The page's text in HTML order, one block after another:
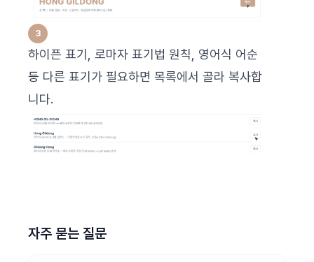
하이픈 표기, 로마자 표기법 원칙, 영어식 어순
등 다른 표기가 필요하면 목록에서 골라 복사합
니다.
자주 묻는 질문